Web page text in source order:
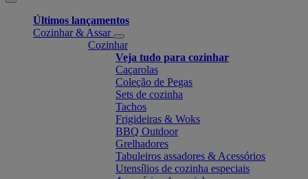
Últimos lançamentos
Cozinhar & Assar
Cozinhar
Veja tudo para cozinhar
Caçarolas
Coleção de Pegas
Sets de cozinha
Tachos
Frigideiras & Woks
BBQ Outdoor
Grelhadores
Tabuleiros assadores & Acessórios
Utensílios de cozinha especiais